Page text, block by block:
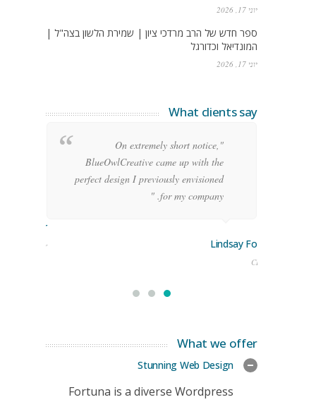
יוני 17, 2026
ספר חדש של הרב מרדכי ציון | שמירת הלשון בצה"ל |
המונדיאל וכדורגל
יוני 17, 2026
What clients say
"On extremely short notice,
BlueOwlCreative came up with the
perfect design I previously envisioned
for my company. "
Lindsay Ford
CEO
Stoner
Manager
What we offer
Stunning Web Design
Fortuna is a diverse Wordpress